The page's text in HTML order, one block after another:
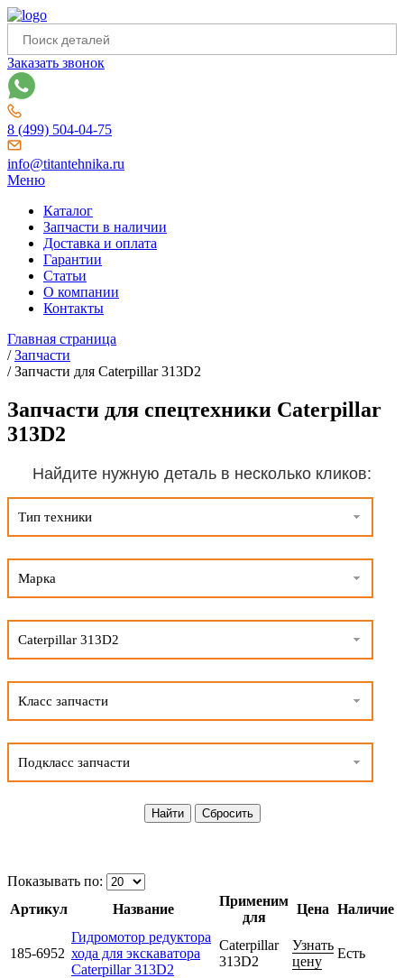
Заказать звонок
8 (499) 504-04-75
info@titantehnika.ru
Меню
Каталог
Запчасти в наличии
Доставка и оплата
Гарантии
Статьи
О компании
Контакты
Главная страница
/Запчасти
/Запчасти для Caterpillar 313D2
Запчасти для спецтехники Caterpillar
313D2
Найдите нужную деталь в несколько кликов:
Тип техники
Марка
Caterpillar 313D2
Класс запчасти
Подкласс запчасти
Показывать по:
Артикул
Название
Применим
для
Цена Наличие
185-6952
Гидромотор редуктора
хода для экскаватора
Caterpillar 313D2
Caterpillar
313D2
Узнать
цену
Есть